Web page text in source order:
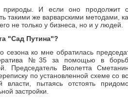
природы. И если оно продолжит
такими же варварскими методами,
не только у бизнеса, но и у людей.
"Сад Путина"?
сезона ко мне обратилась
№35 за помощью в
Председатель Виолетта
по установленной схеме со
власти, пытаясь отстоять
застройки.